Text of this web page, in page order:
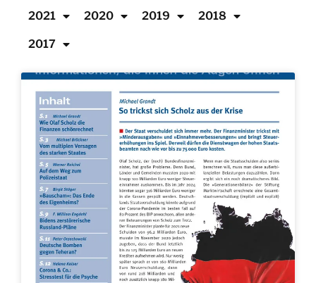
2021 2020 2019 2018
2017